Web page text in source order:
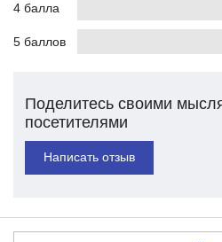
4 балла
5 баллов
Поделитесь своими
посетителями
Написать отзыв